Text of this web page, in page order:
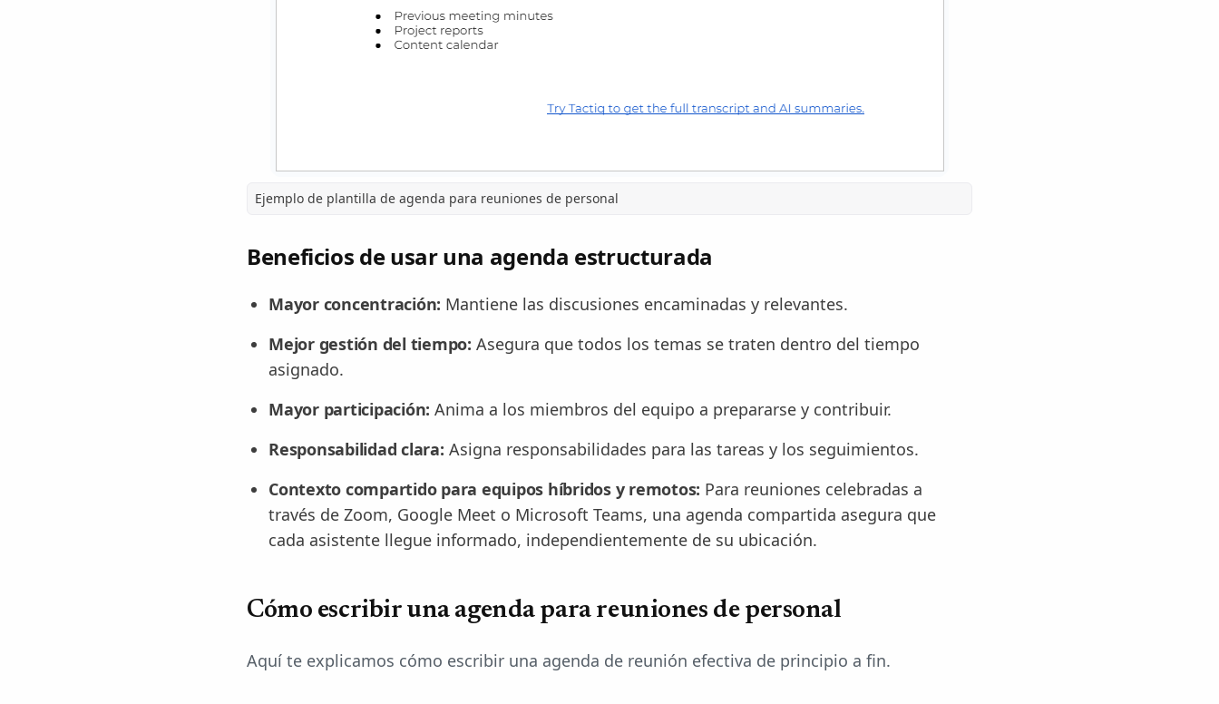
Ejemplo de plantilla de agenda para reuniones de personal
Beneficios de usar una agenda estructurada
Mayor concentración: Mantiene las discusiones encaminadas y relevantes.
Mejor gestión del tiempo: Asegura que todos los temas se traten dentro del tiempo
asignado.
Mayor participación: Anima a los miembros del equipo a prepararse y contribuir.
Responsabilidad clara: Asigna responsabilidades para las tareas y los seguimientos.
Contexto compartido para equipos híbridos y remotos: Para reuniones celebradas a
través de Zoom, Google Meet o Microsoft Teams, una agenda compartida asegura que
cada asistente llegue informado, independientemente de su ubicación.
Cómo escribir una agenda para reuniones de personal
Aquí te explicamos cómo escribir una agenda de reunión efectiva de principio a fin.